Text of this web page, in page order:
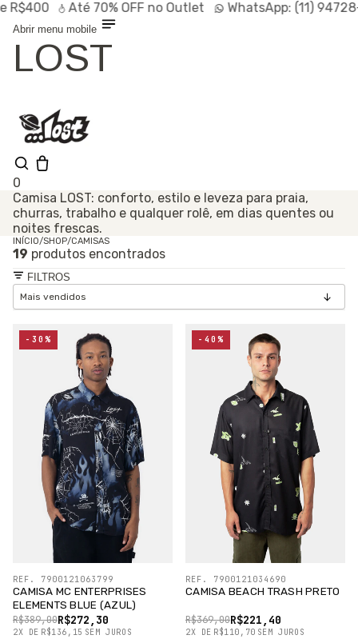
Até70% OFFno Outlet WhatsApp:(11) 94728-
Abrir menu mobile
LOST
0
Olá, visitante
Entrar /
Cadastrar
Shop
Lançamentos
Linhas
Especiais
Camisa LOST: conforto, estilo e leveza para praia,
churras, trabalho e qualquer rolê, em dias quentes ou
noites frescas.
INÍCIO/SHOP/CAMISAS
19 produtos encontrados
FILTROS
CAMISA MC ENTERPRISES
ELEMENTS BLUE (AZUL)
R$272,30
R$389,00
2X DE R$136,15 SEM JUROS
REF. 7900121063799
-30%
CAMISA BEACH TRASH PRETO
R$221,40
R$369,00
2X DE R$110,70 SEM JUROS
REF. 7900121034690
-40%